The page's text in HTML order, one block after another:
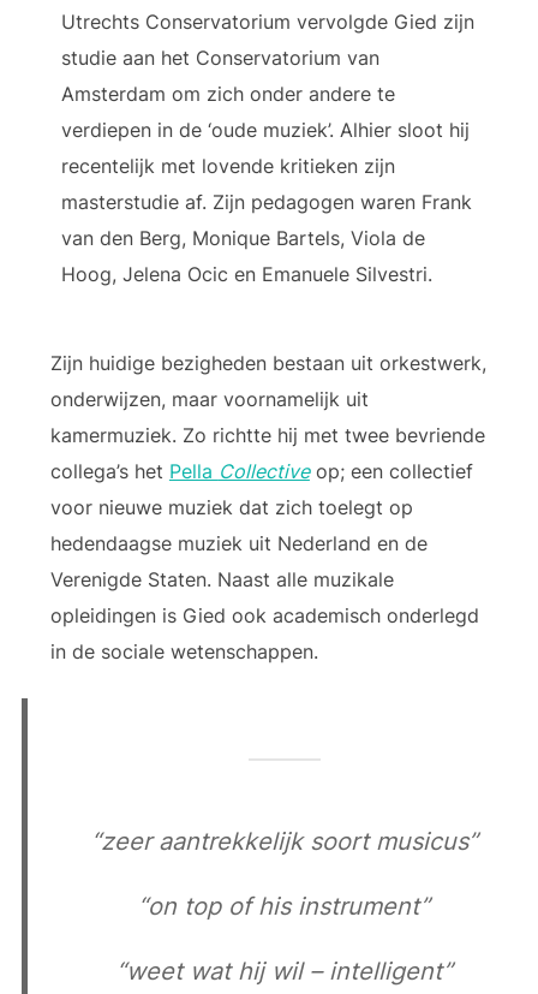
Utrechts Conservatorium vervolgde Gied zijn
studie aan het Conservatorium van
Amsterdam om zich onder andere te
verdiepen in de ‘oude muziek’. Alhier sloot hij
recentelijk met lovende kritieken zijn
masterstudie af. Zijn pedagogen waren Frank
van den Berg, Monique Bartels, Viola de
Hoog, Jelena Ocic en Emanuele Silvestri.
Zijn huidige bezigheden bestaan uit orkestwerk,
onderwijzen, maar voornamelijk uit
kamermuziek. Zo richtte hij met twee bevriende
collega’s het Pella Collectiveop; een collectief
voor nieuwe muziek dat zich toelegt op
hedendaagse muziek uit Nederland en de
Verenigde Staten. Naast alle muzikale
opleidingen is Gied ook academisch onderlegd
in de sociale wetenschappen.
“zeer aantrekkelijk soort musicus”
“on top of his instrument”
“weet wat hij wil – intelligent”